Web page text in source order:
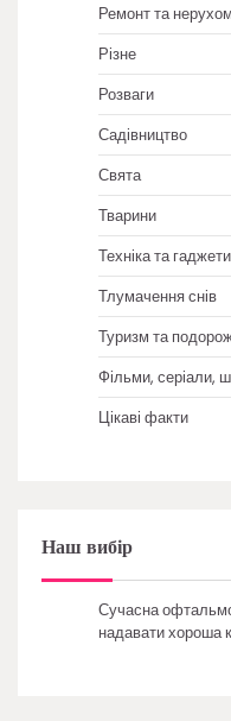
Ремонт та
Різне
Розваги
Садівництво
Свята
Тварини
Техніка та гаджети
Тлумачення снів
Туризм та
Фільми, серіали,
Цікаві факти
Наш вибір
Сучасна
надавати хороша